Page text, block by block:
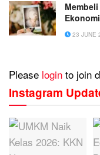
23 JUNE
Please login to join
Instagram